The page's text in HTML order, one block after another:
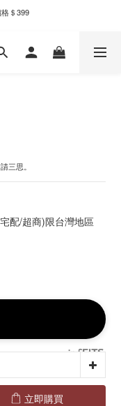
，任兩件9折
＄399
三思。
配/超商)限台灣地區
立即購買